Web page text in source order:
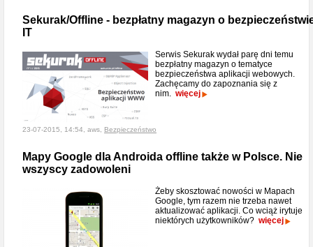
Sekurak/Offline - bezpłatny magazyn o
IT
Serwis Sekurak wydał parę dni temu
bezpłatny magazyn o tematyce
bezpieczeństwa aplikacji webowych.
Zachęcamy do zapoznania się z
nim. więcej
23-07-2015, 14:54, aws, Bezpieczeństwo
Mapy Google dla Androida offline także w Polsce. Nie
wszyscy zadowoleni
Żeby skosztować nowości w Mapach
Google, tym razem nie trzeba nawet
aktualizować aplikacji. Co wciąż irytuje
niektórych użytkowników? więcej